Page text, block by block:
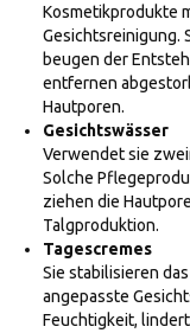
Kosmetikprodukte
Gesichtsreinigung.
beugen der
entfernen
Hautporen.
Gesichtswässer
Verwendet sie
Solche
ziehen die
Talgproduktion.
Tagescremes
Sie stabilisieren
angepasste
Feuchtigkeit,